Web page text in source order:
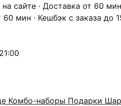
сайте · Доставка от 60
мин · Кешбэк с заказа до
Комбо-наборы Подарки